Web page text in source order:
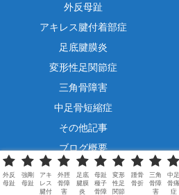
外反母趾
アキレス腱付着部症
足底腱膜炎
変形性足関節症
三角骨障害
中足骨短縮症
その他記事
ブログ概要
お問い合わせ
Copyright © 2020 あしげブロ
外反
母趾
強剛
母趾
アキ
レス
腱付
外脛
骨障
害
足底
腱膜
炎
母趾
種子
骨障
変形
性足
関節
踵骨
骨折
三角
骨障
害
中足
骨痛
症